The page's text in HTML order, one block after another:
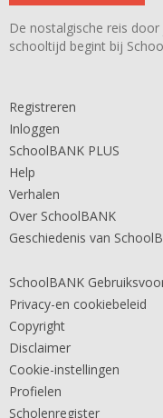
De nostalgische reis
schooltijd begint bij
Registreren
Inloggen
SchoolBANK PLUS
Help
Verhalen
Over SchoolBANK
Geschiedenis van
SchoolBANK
Privacy-en cookiebeleid
Copyright
Disclaimer
Cookie-instellingen
Profielen
Scholenregister